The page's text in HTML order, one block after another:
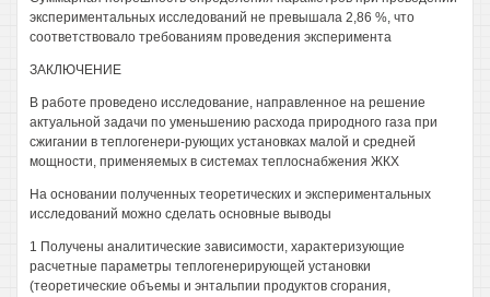
экспериментальных исследований не превышала 2,86 %, что
соответствовало требованиям проведения эксперимента
ЗАКЛЮЧЕНИЕ
В работе проведено исследование, направленное на решение
актуальной задачи по уменьшению расхода природного газа при
сжигании в теплогенери-рующих установках малой и средней
мощности, применяемых в системах теплоснабжения ЖКХ
На основании полученных теоретических и экспериментальных
исследований можно сделать основные выводы
1 Получены аналитические зависимости, характеризующие
расчетные параметры теплогенерирующей установки
(теоретические объемы и энтальпии продуктов сгорания,